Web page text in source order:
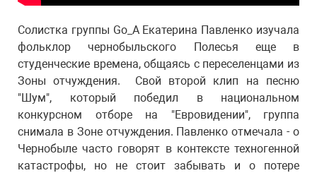
Солистка группы Go_A Екатерина Павленко изучала
фольклор чернобыльского Полесья еще в
студенческие времена, общаясь с переселенцами из
Зоны отчуждения. Свой второй клип на песню
"Шум", который победил в национальном
конкурсном отборе на "Евровидении", группа
снимала в Зоне отчуждения. Павленко отмечала - о
Чернобыле часто говорят в контексте техногенной
катастрофы, но не стоит забывать и о потере